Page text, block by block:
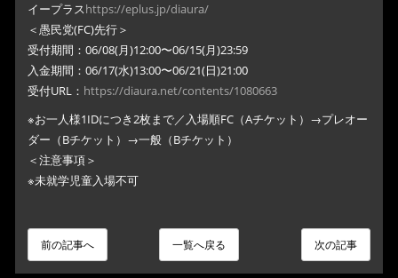
イープラスhttps://eplus.jp/diaura/
＜愚民党(FC)先行＞
受付期間：06/08(月)12:00〜06/15(月)23:59
入金期間：06/17(水)13:00〜06/21(日)21:00
受付URL： https://diaura.net/contents/1080663
※お一人様1IDにつき2枚まで／入場順FC（Aチケット）→プレオー
ダー（Bチケット）→一般（Bチケット）
＜注意事項＞
※未就学児童入場不可
次の記事
一覧へ戻る
前の記事へ